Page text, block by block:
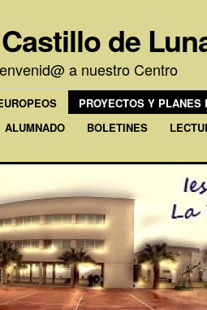
de
a nuestro Centro
PROYECTOS Y PLANES
ALUMNADO BOLETINES